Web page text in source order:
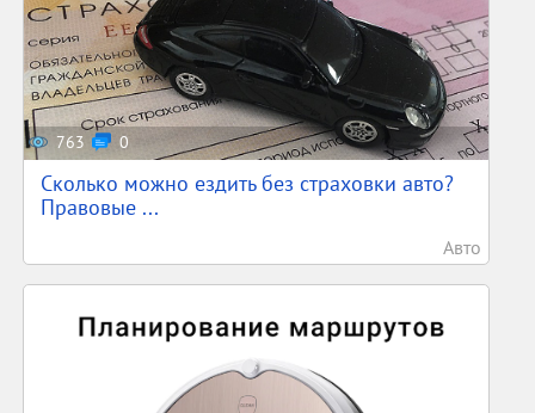
763 0
Сколько можно ездить без страховки авто?
Правовые ...
Авто